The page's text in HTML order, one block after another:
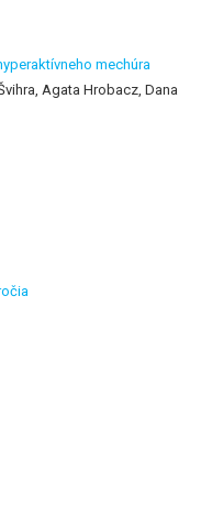
mechúra
Agata Hrobacz, Dana